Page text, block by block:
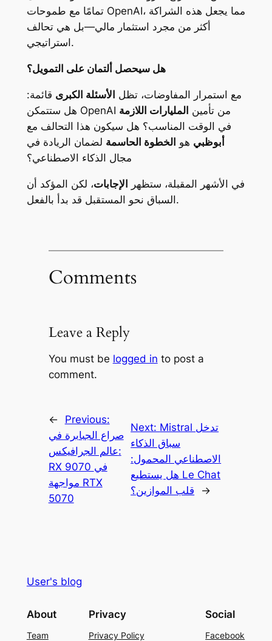
تمامًا مع طموحات OpenAI، مما يجعل هذه الشراكة
أكثر من مجرد استثمار مالي—بل هي تحالف
استراتيجي.
هل سيحصل ألتمان على التمويل؟
مع استمرار المفاوضات، تظل الأسئلة الكبرى قائمة:
هل ستتمكن OpenAI من تأمين المليارات اللازمة
في الوقت المناسب؟ هل سيكون هذا التحالف مع
أبوظبي هو الخطوة الحاسمة لضمان الريادة في
مجال الذكاء الاصطناعي؟
في الأشهر المقبلة، ستظهر الإجابات، لكن المؤكد أن
السباق نحو المستقبل قد بدأ بالفعل.
Comments
Leave a Reply
You must be logged in to post a
comment.
←
Previous:
صراع الجبابرة في
عالم الجرافيكس:
RX 9070 في
مواجهة RTX
5070
Next: Mistral تدخل
سباق الذكاء
الاصطناعي المحمول:
هل يستطيع Le Chat
قلب الموازين؟
→
User's blog
About
Team
Privacy
Privacy Policy
Social
Facebook